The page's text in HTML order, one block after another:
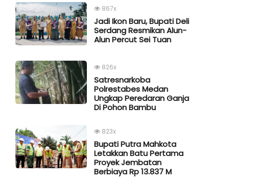
867x
Jadi Ikon Baru, Bupati Deli
Serdang Resmikan Alun-
Alun Percut Sei Tuan
826x
Satresnarkoba
Polrestabes Medan
Ungkap Peredaran Ganja
Di Pohon Bambu
823x
Bupati Putra Mahkota
Letakkan Batu Pertama
Proyek Jembatan
Berbiaya Rp 13.837 M